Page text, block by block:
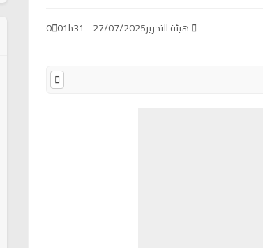
هيئة التحرير27/07/2025 - 01h31
0